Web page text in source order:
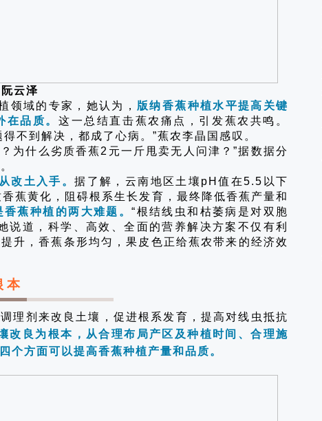
阮云泽
领域的专家，她认为， 版纳香蕉种植水平提高关键
在品质。这一总结直击蕉农痛点，引发蕉农共鸣。
不到解决，都成了心病。”蕉农李晶国感叹。
为什么劣质香蕉2元一斤甩卖无人问津？”据数据分
改土入手。据了解，云南地区土壤pH值在5.5以下
蕉黄化，阻碍根系生长发育，最终降低香蕉产量和
香蕉种植的两大难题。“根结线虫和枯萎病是对双胞
说道，科学、高效、全面的营养解决方案不仅有利
升，香蕉条形均匀，果皮色正给蕉农带来的经济效
本
理剂来改良土壤，促进根系发育，提高对线虫抵抗
改良为根本，从合理布局产区及种植时间、合理施
个方面可以提高香蕉种植产量和品质。